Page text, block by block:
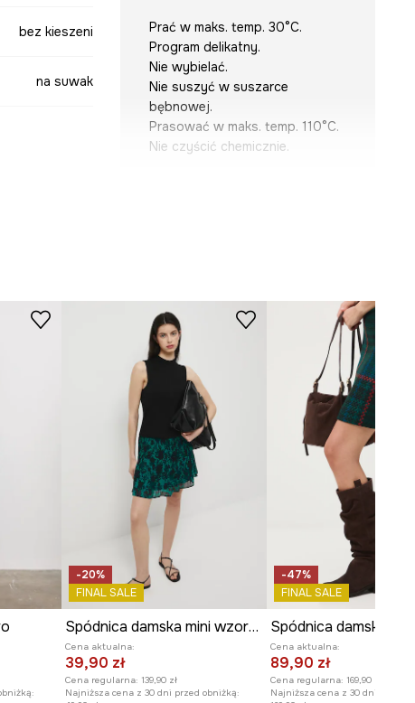
bez kieszeni
na suwak
Prać w maks. temp. 30°C.
Program delikatny.
Nie wybielać.
Nie suszyć w suszarce
bębnowej.
Prasować w maks. temp. 110°C.
Nie czyścić chemicznie.
-20%
FINAL SALE
Spódnica damska mini wzorzysta
Cena aktualna:
39,90 zł
Cena regularna: 139,90 zł
Najniższa cena z 30 dni przed obniżką:
-47%
FINAL SALE
Cena aktualna:
89,90 zł
Cena regularna: 169,90 zł
Najniższa cena z 30 dni przed